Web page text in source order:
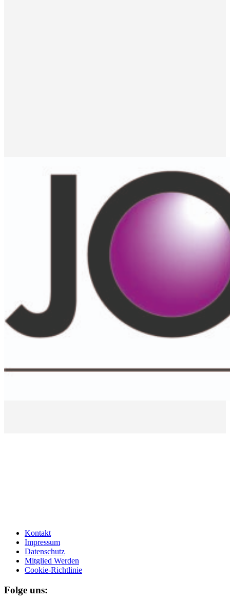
Kontakt
Impressum
Datenschutz
Mitglied Werden
Cookie-Richtlinie
Folge uns: